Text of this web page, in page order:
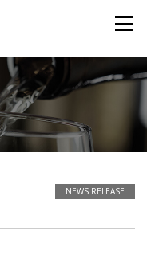
舞台は世界
NEWS RELEASE